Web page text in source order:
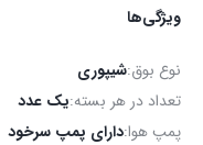
ویژگی‌ها
نوع بوق:شیپوری
تعداد در هر بسته:یک عدد
پمپ هوا:دارای پمپ سرخود